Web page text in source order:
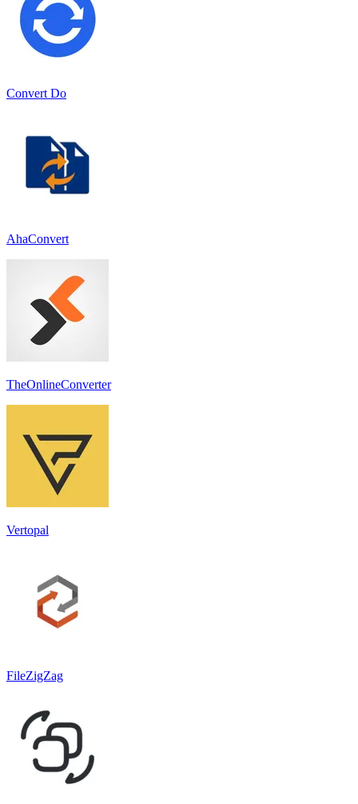
Convert Do
AhaConvert
TheOnlineConverter
Vertopal
FileZigZag